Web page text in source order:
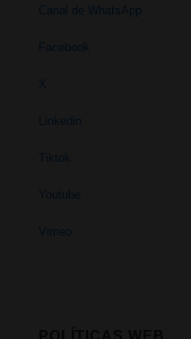
Canal de WhatsApp
Facebook
X
Linkedin
Tiktok
Youtube
Vimeo